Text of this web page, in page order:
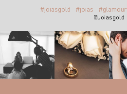
#joiasgold #joias #glamour
@Joiasgold